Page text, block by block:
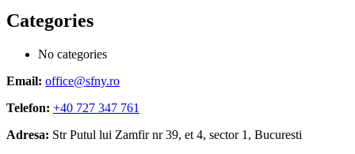
Categories
No categories
Email: office@sfny.ro
Telefon: +40 727 347 761
Adresa: Str Putul lui Zamfir nr 39, et 4, sector 1, Bucuresti